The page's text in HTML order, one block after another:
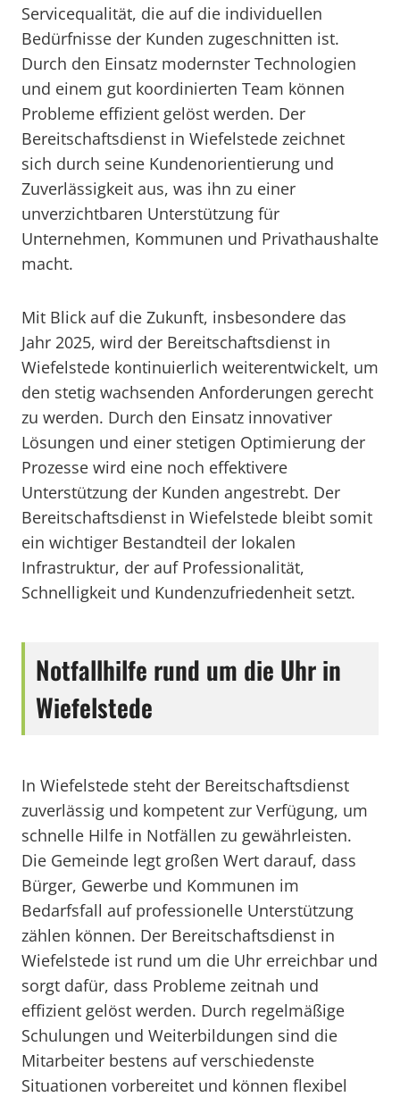
Servicequalität, die auf die individuellen
Bedürfnisse der Kunden zugeschnitten ist.
Durch den Einsatz modernster Technologien
und einem gut koordinierten Team können
Probleme effizient gelöst werden. Der
Bereitschaftsdienst in Wiefelstede zeichnet
sich durch seine Kundenorientierung und
Zuverlässigkeit aus, was ihn zu einer
unverzichtbaren Unterstützung für
Unternehmen, Kommunen und Privathaushalte
macht.
Mit Blick auf die Zukunft, insbesondere das
Jahr 2025, wird der Bereitschaftsdienst in
Wiefelstede kontinuierlich weiterentwickelt, um
den stetig wachsenden Anforderungen gerecht
zu werden. Durch den Einsatz innovativer
Lösungen und einer stetigen Optimierung der
Prozesse wird eine noch effektivere
Unterstützung der Kunden angestrebt. Der
Bereitschaftsdienst in Wiefelstede bleibt somit
ein wichtiger Bestandteil der lokalen
Infrastruktur, der auf Professionalität,
Schnelligkeit und Kundenzufriedenheit setzt.
Notfallhilfe rund um die Uhr in
Wiefelstede
In Wiefelstede steht der Bereitschaftsdienst
zuverlässig und kompetent zur Verfügung, um
schnelle Hilfe in Notfällen zu gewährleisten.
Die Gemeinde legt großen Wert darauf, dass
Bürger, Gewerbe und Kommunen im
Bedarfsfall auf professionelle Unterstützung
zählen können. Der Bereitschaftsdienst in
Wiefelstede ist rund um die Uhr erreichbar und
sorgt dafür, dass Probleme zeitnah und
effizient gelöst werden. Durch regelmäßige
Schulungen und Weiterbildungen sind die
Mitarbeiter bestens auf verschiedenste
Situationen vorbereitet und können flexibel